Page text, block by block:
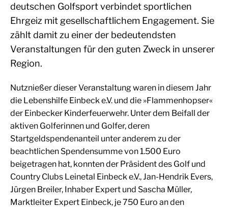
deutschen Golfsport verbindet sportlichen
Ehrgeiz mit gesellschaftlichem Engagement. Sie
zählt damit zu einer der bedeutendsten
Veranstaltungen für den guten Zweck in unserer
Region.
Nutznießer dieser Veranstaltung waren in diesem Jahr
die Lebenshilfe Einbeck e.V. und die »Flammenhopser«
der Einbecker Kinderfeuerwehr. Unter dem Beifall der
aktiven Golferinnen und Golfer, deren
Startgeldspendenanteil unter anderem zu der
beachtlichen Spendensumme von 1.500 Euro
beigetragen hat, konnten der Präsident des Golf und
Country Clubs Leinetal Einbeck e.V., Jan-Hendrik Evers,
Jürgen Breiler, Inhaber Expert und Sascha Müller,
Marktleiter Expert Einbeck, je 750 Euro an den